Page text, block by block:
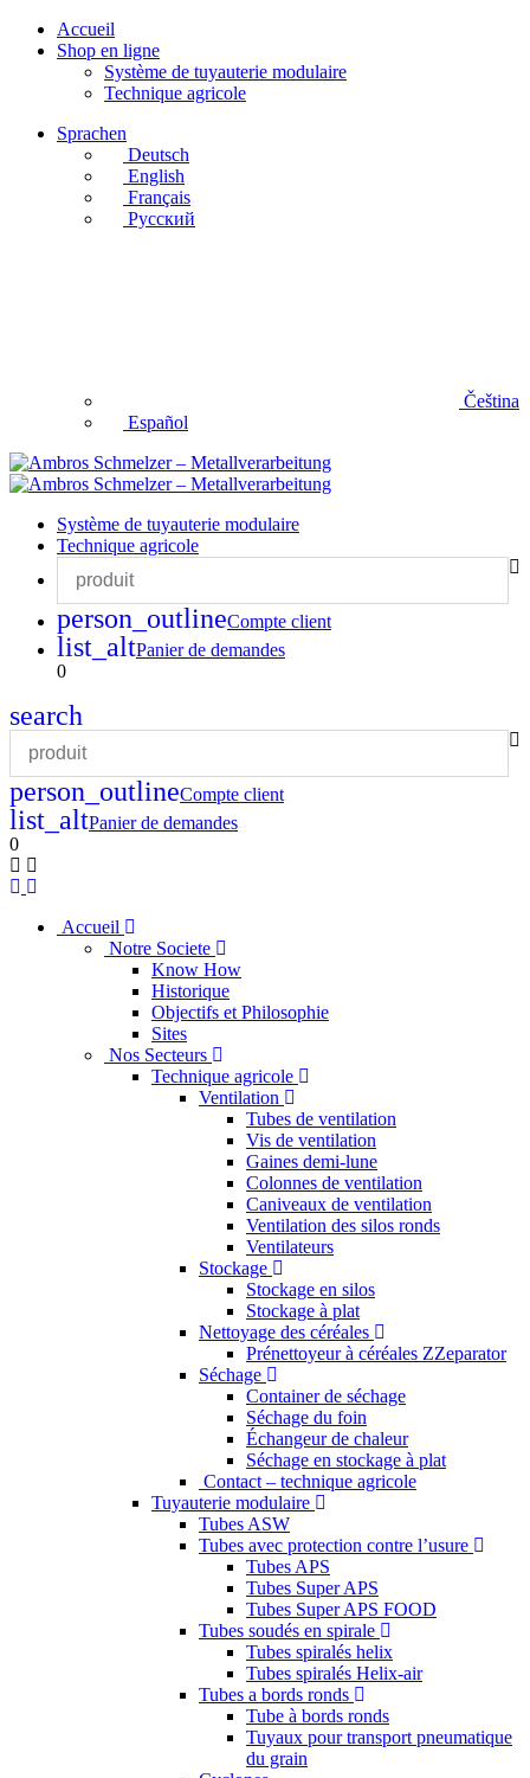
Accueil
Shop en ligne
Système de tuyauterie modulaire
Technique agricole
Sprachen
Deutsch
English
Français
Русский
Čeština
Español
Système de tuyauterie modulaire
Technique agricole
person_outlineCompte client
list_altPanier de demandes
0
search
person_outlineCompte client
list_altPanier de demandes
0
Accueil
Notre Societe
Know How
Historique
Objectifs et Philosophie
Sites
Nos Secteurs
Technique agricole
Ventilation
Tubes de ventilation
Vis de ventilation
Gaines demi-lune
Colonnes de ventilation
Caniveaux de ventilation
Ventilation des silos ronds
Ventilateurs
Stockage
Stockage en silos
Stockage à plat
Nettoyage des céréales
Prénettoyeur à céréales ZZeparator
Séchage
Container de séchage
Séchage du foin
Échangeur de chaleur
Séchage en stockage à plat
Contact – technique agricole
Tuyauterie modulaire
Tubes ASW
Tubes avec protection contre l’usure
Tubes APS
Tubes Super APS
Tubes Super APS FOOD
Tubes soudés en spirale
Tubes spiralés helix
Tubes spiralés Helix-air
Tubes a bords ronds
Tube à bords ronds
Tuyaux pour transport pneumatique
du grain